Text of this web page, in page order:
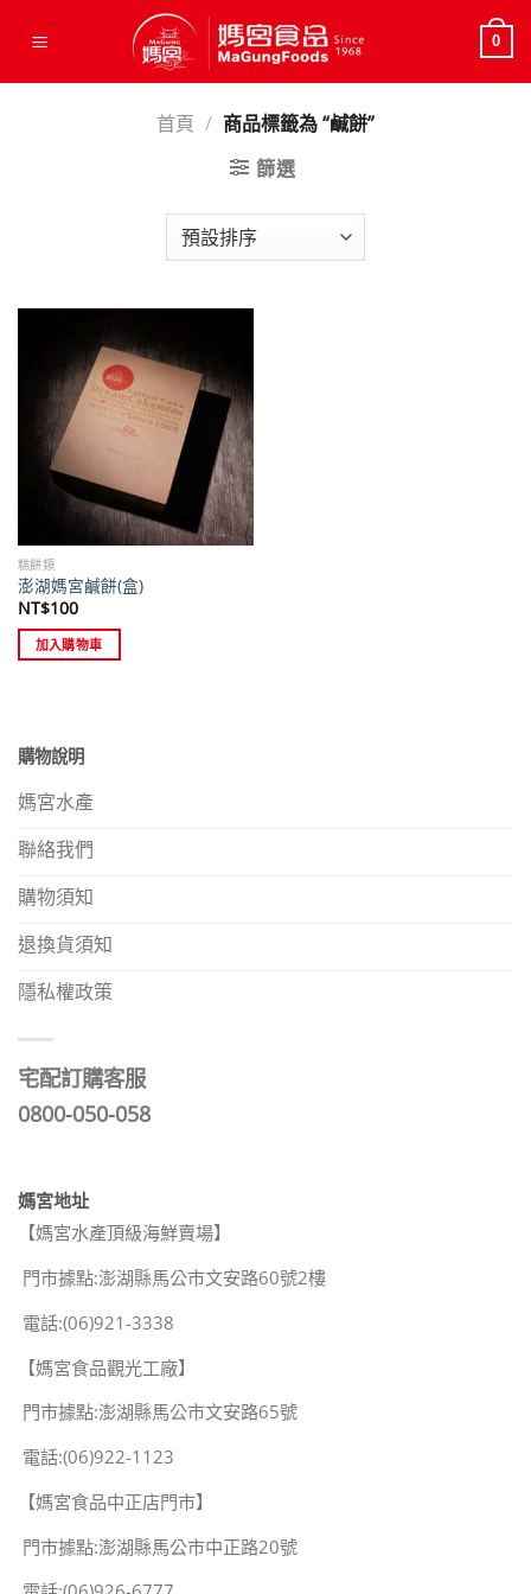
0
首頁 / 商品標籤為 “鹹餅”
篩選
糕餅類
澎湖媽宮鹹餅(盒)
NT$100
加入購物車
購物說明
媽宮水產
聯絡我們
購物須知
退換貨須知
隱私權政策
宅配訂購客服
0800-050-058
媽宮地址
【媽宮水產頂級海鮮賣場】
門市據點:澎湖縣馬公市文安路60號2樓
電話:(06)921-3338
【媽宮食品觀光工廠】
門市據點:澎湖縣馬公市文安路65號
電話:(06)922-1123
【媽宮食品中正店門市】
門市據點:澎湖縣馬公市中正路20號